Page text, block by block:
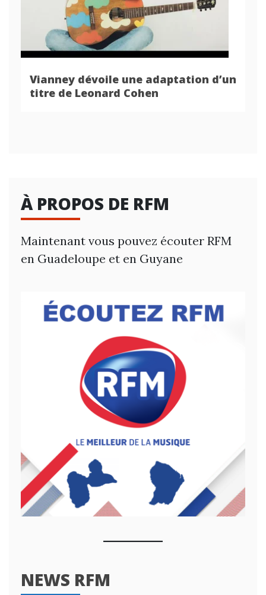
Vianney dévoile une adaptation d’un
titre de Leonard Cohen
À PROPOS DE RFM
Maintenant vous pouvez écouter RFM
en Guadeloupe et en Guyane
NEWS RFM